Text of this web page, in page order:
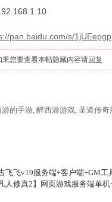
pan.baidu.com/s/
果您要查看本帖隐藏内容请回复
的手游, 醉西游游戏, 圣道传奇
飞飞v19服务端+客户端+GM工
凡人修真2】网页游戏服务端单